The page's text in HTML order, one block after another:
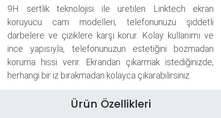
9H sertlik teknolojisi ile üretilen Linktech ekran
koruyucu cam modelleri, telefonunuzu şiddetli
darbelere ve çiziklere karşı korur. Kolay kullanımı ve
ince yapısıyla, telefonunuzun estetiğini bozmadan
koruma hissi verir. Ekrandan çıkarmak istediğinizde,
herhangi bir iz bırakmadan kolayca çıkarabilirsiniz.
Ürün Özellikleri